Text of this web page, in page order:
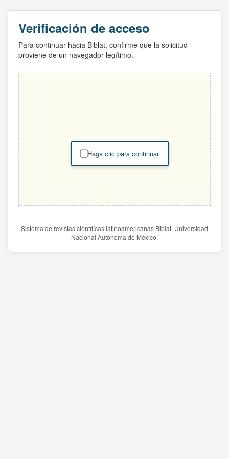
Verificación de acceso
Para continuar hacia Biblat, confirme que la solicitud
proviene de un navegador legítimo.
Haga clic para continuar
Sistema de revistas científicas latinoamericanas Biblat. Universidad
Nacional Autónoma de México.